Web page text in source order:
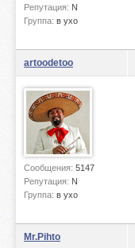
Репутация: N
Группа: в ухо
artoodetoo
Сообщения: 5147
Репутация: N
Группа: в ухо
Mr.Pihto